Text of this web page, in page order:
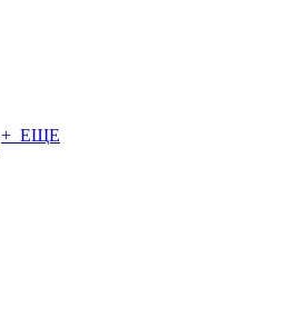
+ ЕЩЕ